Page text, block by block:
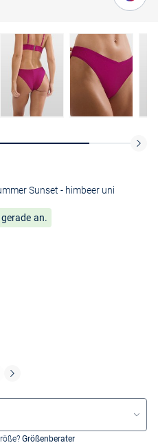
Sunset - himbeer uni
an.
Größenberater